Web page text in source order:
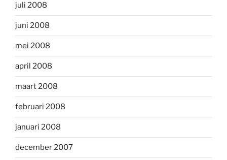
juli 2008
juni 2008
mei 2008
april 2008
maart 2008
februari 2008
januari 2008
december 2007